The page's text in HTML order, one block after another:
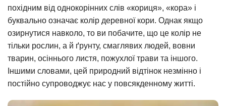
похідним від однокорінних слів «кориця», «кора» і
буквально означає колір деревної кори. Однак якщо
озирнутися навколо, то ви побачите, що це колір не
тільки рослин, а й ґрунту, смаглявих людей, вовни
тварин, осіннього листя, пожухлої трави та іншого.
Іншими словами, цей природний відтінок незмінно і
постійно супроводжує нас у повсякденному житті.